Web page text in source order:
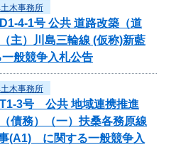
木事務所
4-1号 公共 道路改築（道
主）川島三輪線 (仮称)新藍
般競争入札公告
木事務所
T1-3号 公共 地域連携推進
債務）（一）扶桑各務原線
(A1) に関する一般競争入